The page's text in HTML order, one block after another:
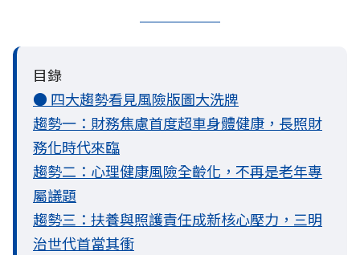
目錄
● 四大趨勢看見風險版圖大洗牌
趨勢一：財務焦慮首度超車身體健康，長照財
務化時代來臨
趨勢二：心理健康風險全齡化，不再是老年專
屬議題
趨勢三：扶養與照護責任成新核心壓力，三明
治世代首當其衝